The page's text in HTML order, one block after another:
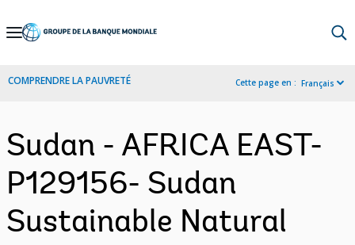
Skip
Navigation
COMPRENDRE LA PAUVRETÉ Cette page en : Français
Sudan - AFRICA EAST-
P129156- Sudan
Sustainable Natural